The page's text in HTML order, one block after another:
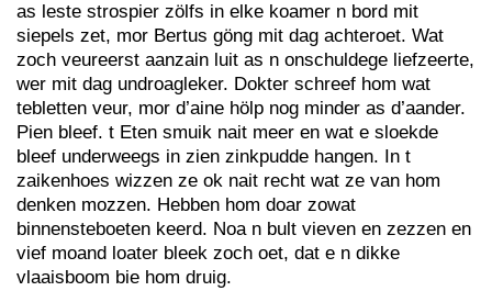
as leste strospier zölfs in elke koamer n bord mit
siepels zet, mor Bertus göng mit dag achteroet. Wat
zoch veureerst aanzain luit as n onschuldege liefzeerte,
wer mit dag undroagleker. Dokter schreef hom wat
tebletten veur, mor d’aine hölp nog minder as d’aander.
Pien bleef. t Eten smuik nait meer en wat e sloekde
bleef underweegs in zien zinkpudde hangen. In t
zaikenhoes wizzen ze ok nait recht wat ze van hom
denken mozzen. Hebben hom doar zowat
binnensteboeten keerd. Noa n bult vieven en zezzen en
vief moand loater bleek zoch oet, dat e n dikke
vlaaisboom bie hom druig.